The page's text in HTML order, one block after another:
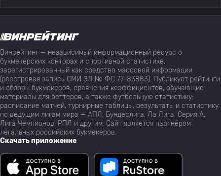
Винрейтинг — независимый информационный ресурс о
букмекерских конторах и спортивной статистике,
зарегистрированный как средство массовой информации
(реестровая запись СМИ ЭЛ № ФС 77-83883). Публикует рейтинги
и обзоры букмекеров, сравнения коэффициентов, обучающие
материалы для беттеров, а также футбольную статистику:
расписание матчей, турнирные таблицы, результаты и статистику
по ведущим лигам мира — АПЛ, Бундеслига, Ла Лига, Серия А,
Лига Чемпионов, РПЛ и другим. Сайт является партнёром
легальных российских букмекеров.
Скачать приложение